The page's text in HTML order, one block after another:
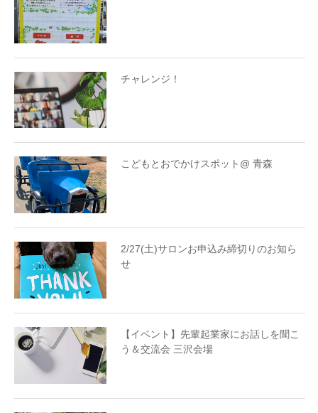
チャレンジ！
こどもとおでかけスポット@ 青森
2/27(土)サロンお申込み締切りのお知ら
せ
【イベント】先輩起業家にお話しを聞こ
う＆交流会 三沢会場